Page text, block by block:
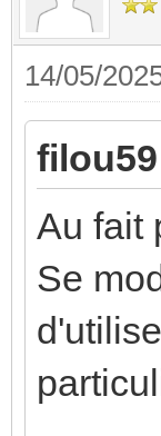
14/05/
Au fait
Se